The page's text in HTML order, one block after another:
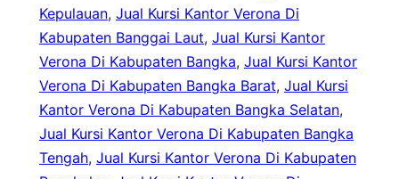
Kepulauan, Jual Kursi Kantor Verona Di
Kabupaten Banggai Laut, Jual Kursi Kantor
Verona Di Kabupaten Bangka, Jual Kursi Kantor
Verona Di Kabupaten Bangka Barat, Jual Kursi
Kantor Verona Di Kabupaten Bangka Selatan
Jual Kursi Kantor Verona Di Kabupaten Bangka
Tengah, Jual Kursi Kantor Verona Di Kabupaten